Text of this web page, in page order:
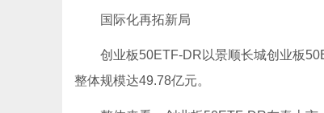
国际化再拓新局
创业板50ETF-DR以景顺长城创业板
整体规模达49.78亿元。